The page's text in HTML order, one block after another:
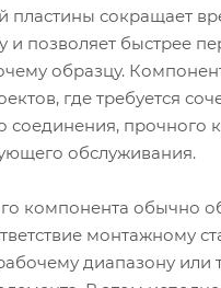
пластины сокращает
и позволяет быстрее
образцу.
где требуется
соединения, прочного
обслуживания.
компонента обычно
монтажному
диапазону или